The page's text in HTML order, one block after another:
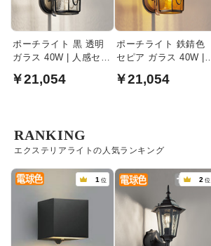
ポーチライト 黒 透明
ガラス 40W | 人感セン
￥21,054
ポーチライト 鉄錆色
セピア ガラス 40W |
￥21,054
エクステリアライトの人気ランキング
RANKING
1 位 2 位